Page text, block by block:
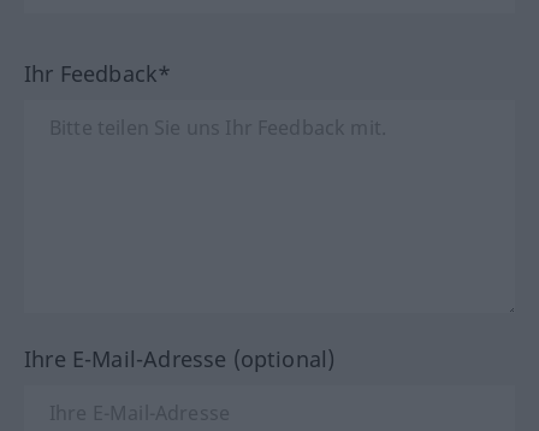
Ihr Feedback*
Ihre E-Mail-Adresse (optional)